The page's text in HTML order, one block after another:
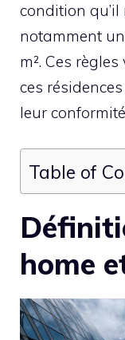
condition
notamment
m². Ces
ces
leur
Table of
home